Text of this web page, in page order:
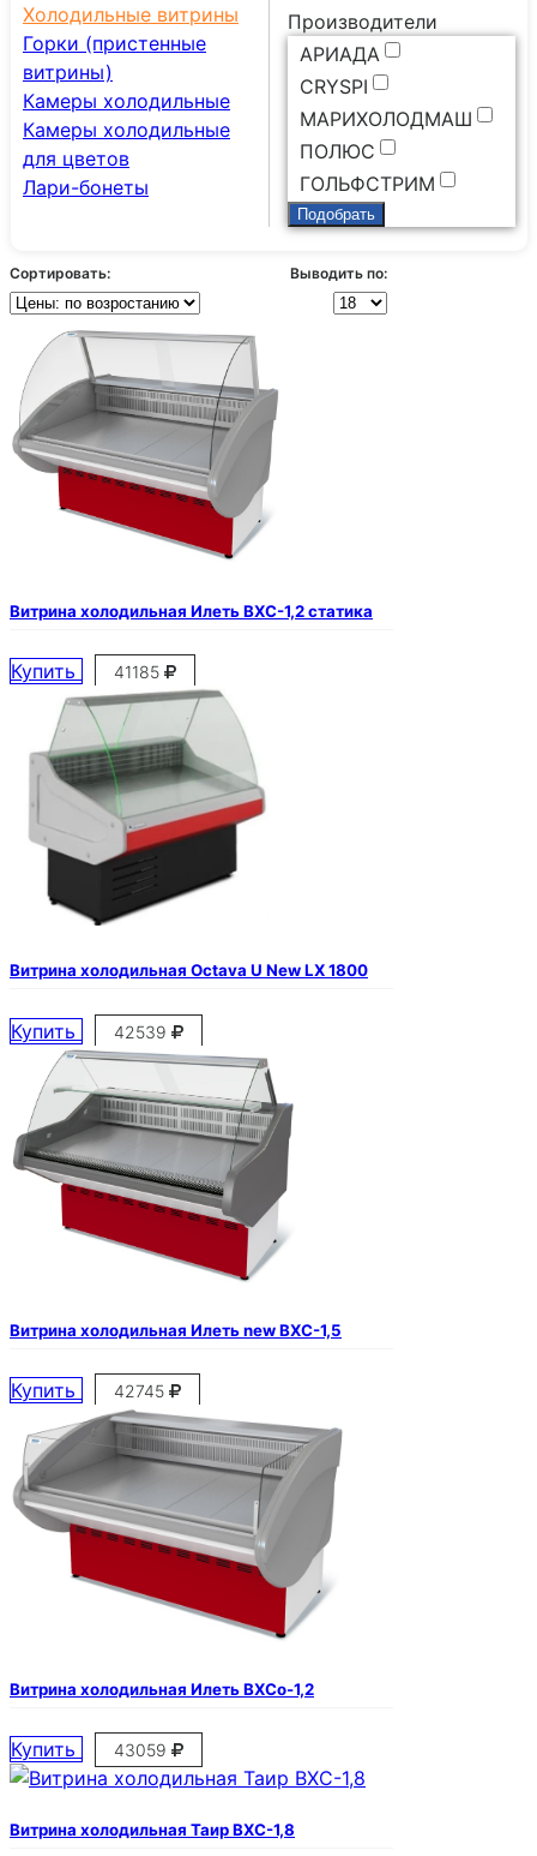
Холодильные витрины
Горки (пристенные
витрины)
Камеры холодильные
Камеры холодильные
для цветов
Лари-бонеты
Производители
АРИАДА
CRYSPI
МАРИХОЛОДМАШ
ПОЛЮС
ГОЛЬФСТРИМ
Сортировать: Выводить по:
Витрина холодильная Илеть ВХС-1,2 статика
Купить 41185
Витрина холодильная Octava U New LX 1800
Купить 42539
Витрина холодильная Илеть new ВХС-1,5
Купить 42745
Витрина холодильная Илеть ВХСо-1,2
Купить 43059
Витрина холодильная Таир ВХС-1,8